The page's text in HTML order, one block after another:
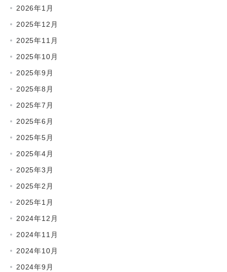
2026年1月
2025年12月
2025年11月
2025年10月
2025年9月
2025年8月
2025年7月
2025年6月
2025年5月
2025年4月
2025年3月
2025年2月
2025年1月
2024年12月
2024年11月
2024年10月
2024年9月